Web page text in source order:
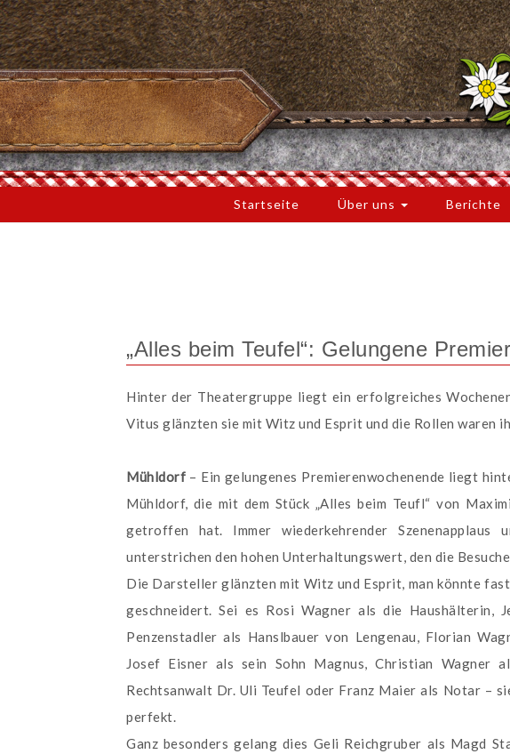
Startseite Über uns Berichte
„Alles beim Teufel“: Gelungene
Hinter der Theatergruppe liegt ein erfolgreiches
Vitus glänzten sie mit Witz und Esprit und die Rollen waren
Mühldorf – Ein gelungenes Premierenwochenende liegt
Mühldorf, die mit dem Stück „Alles beim Teufl“ von
getroffen hat. Immer wiederkehrender Szenenapplaus
unterstrichen den hohen Unterhaltungswert, den die
Die Darsteller glänzten mit Witz und Esprit, man könnte
geschneidert. Sei es Rosi Wagner als die Haushälterin,
Penzenstadler als Hanslbauer von Lengenau, Florian
Josef Eisner als sein Sohn Magnus, Christian Wagner
Rechtsanwalt Dr. Uli Teufel oder Franz Maier als Notar –
perfekt.
Ganz besonders gelang dies Geli Reichgruber als Magd